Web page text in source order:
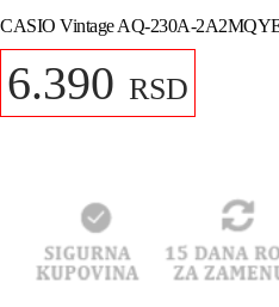
CASIO Vintage AQ-230A-
6.390 RSD